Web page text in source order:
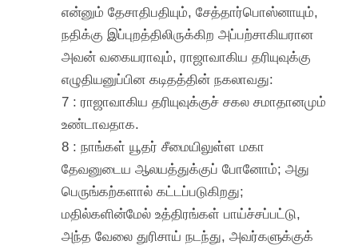
என்னும் தேசாதிபதியும், சேத்தார்பொஸ்னாயும்,
நதிக்கு இப்புறத்திலிருக்கிற அப்பற்சாகியரான
அவன் வகையராவும், ராஜாவாகிய தரியுவுக்கு
எழுதியனுப்பின கடிதத்தின் நகலாவது:
7 : ராஜாவாகிய தரியுவுக்குச் சகல சமாதானமும்
உண்டாவதாக.
8 : நாங்கள் யூதர் சீமையிலுள்ள மகா
தேவனுடைய ஆலயத்துக்குப் போனோம்; அது
பெருங்கற்களால் கட்டப்படுகிறது;
மதில்களின்மேல் உத்திரங்கள் பாய்ச்சப்பட்டு,
அந்த வேலை துரிசாய் நடந்து, அவர்களுக்குக்